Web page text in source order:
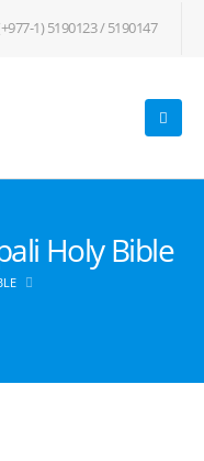
1) 5190123 / 5190147
Holy Bible